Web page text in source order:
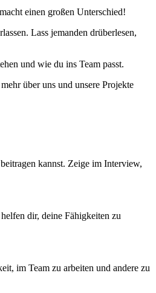
einen großen Unterschied!
Lass jemanden drüberlesen,
und wie du ins Team passt.
über uns und unsere Projekte
kannst. Zeige im Interview,
dir, deine Fähigkeiten zu
im Team zu arbeiten und andere zu